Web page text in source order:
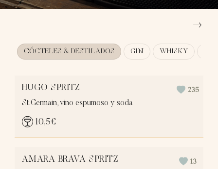
CÓCTELES & DESTILADOS GIN WHISKY
HUGO SPRITZ
St.Germain, vino espumoso y soda
235
10,5€
AMARA BRAVA SPRITZ 13